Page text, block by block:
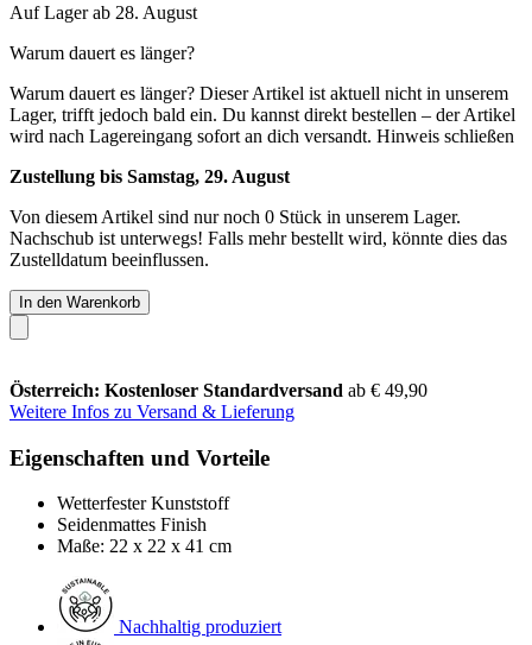
Auf Lager ab 28. August
Warum dauert es länger?
Warum dauert es länger? Dieser Artikel ist aktuell nicht in unserem
Lager, trifft jedoch bald ein. Du kannst direkt bestellen – der Artikel
wird nach Lagereingang sofort an dich versandt. Hinweis schließen
Zustellung bis Samstag, 29. August
Von diesem Artikel sind nur noch 0 Stück in unserem Lager.
Nachschub ist unterwegs! Falls mehr bestellt wird, könnte dies das
Zustelldatum beeinflussen.
In den Warenkorb
Österreich: Kostenloser Standardversand ab € 49,90
Weitere Infos zu Versand & Lieferung
Eigenschaften und Vorteile
Wetterfester Kunststoff
Seidenmattes Finish
Maße: 22 x 22 x 41 cm
Nachhaltig produziert